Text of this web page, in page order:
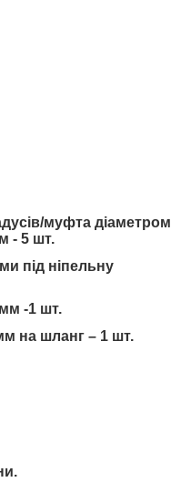
муфта діаметром
- 5 шт.
під ніпельну
-1 шт.
на шланг – 1 шт.